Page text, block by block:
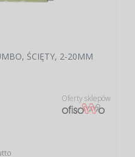
ŚCIĘTY, 2-20MM
Oferty sklepów